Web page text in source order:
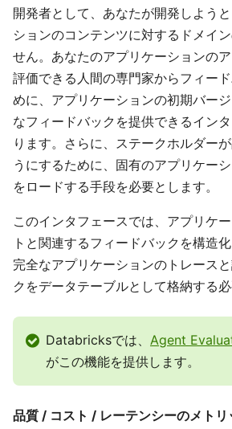
開発者として、あなたが開発しよう
ションのコンテンツに対するドメイ
せん。あなたのアプリケーションの
評価できる人間の専門家からフィー
めに、アプリケーションの初期バー
なフィードバックを提供できるイン
ります。さらに、ステークホルダー
うにするために、固有のアプリケー
をロードする手段を必要とします。
このインタフェースでは、アプリケ
トと関連するフィードバックを構造
完全なアプリケーションのトレース
クをデータテーブルとして格納する必
Databricksでは、 Agent
がこの機能を提供します。
品質 / コスト / レーテンシーのメト